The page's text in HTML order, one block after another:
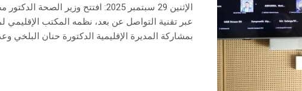
الإثنين 29 سبتمبر 2025: افتتح وزير
عبر تقنية التواصل عن بعد، نظمه المكتب
بمشاركة المديرة الإقليمية الدكتورة حنان البلخي